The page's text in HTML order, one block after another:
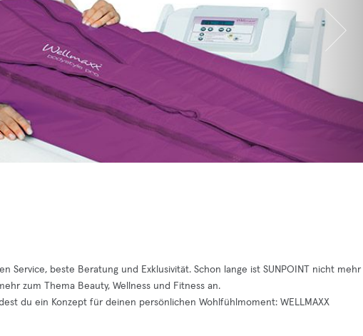
Service, beste Beratung und Exklusivität. Schon lange ist SUNPOINT nicht mehr
zum Thema Beauty, Wellness und Fitness an.
du ein Konzept für deinen persönlichen Wohlfühlmoment: WELLMAXX